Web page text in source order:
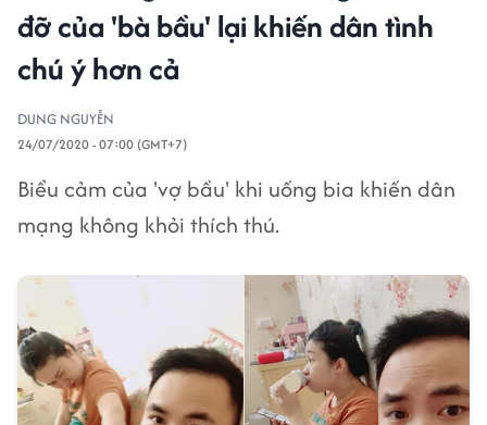
đỡ của 'bà bầu' lại khiến dân tình
chú ý hơn cả
DUNG NGUYỄN
24/07/2020 - 07:00 (GMT+7)
Biểu cảm của 'vợ bầu' khi uống bia khiến dân
mạng không khỏi thích thú.